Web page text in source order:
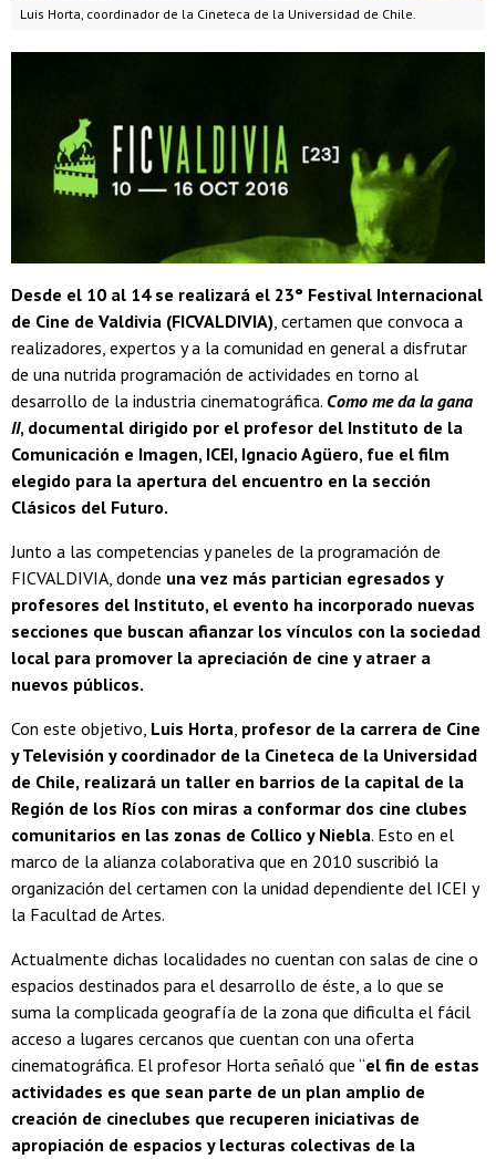
Luis Horta, coordinador de la Cineteca de la Universidad de Chile.
Desde el 10 al 14 se realizará el 23° Festival Internacional
de Cine de Valdivia (FICVALDIVIA), certamen que convoca a
realizadores, expertos y a la comunidad en general a disfrutar
de una nutrida programación de actividades en torno al
desarrollo de la industria cinematográfica. Como me da la gana
II, documental dirigido por el profesor del Instituto de la
Comunicación e Imagen, ICEI, Ignacio Agüero, fue el film
elegido para la apertura del encuentro en la sección
Clásicos del Futuro.
Junto a las competencias y paneles de la programación de
FICVALDIVIA, donde una vez más partician egresados y
profesores del Instituto, el evento ha incorporado nuevas
secciones que buscan afianzar los vínculos con la sociedad
local para promover la apreciación de cine y atraer a
nuevos públicos.
Con este objetivo, Luis Horta, profesor de la carrera de Cine
y Televisión y coordinador de la Cineteca de la Universidad
de Chile, realizará un taller en barrios de la capital de la
Región de los Ríos con miras a conformar dos cine clubes
comunitarios en las zonas de Collico y Niebla. Esto en el
marco de la alianza colaborativa que en 2010 suscribió la
organización del certamen con la unidad dependiente del ICEI y
la Facultad de Artes.
Actualmente dichas localidades no cuentan con salas de cine o
espacios destinados para el desarrollo de éste, a lo que se
suma la complicada geografía de la zona que dificulta el fácil
acceso a lugares cercanos que cuentan con una oferta
cinematográfica. El profesor Horta señaló que “el fin de estas
actividades es que sean parte de un plan amplio de
creación de cineclubes que recuperen iniciativas de
apropiación de espacios y lecturas colectivas de la